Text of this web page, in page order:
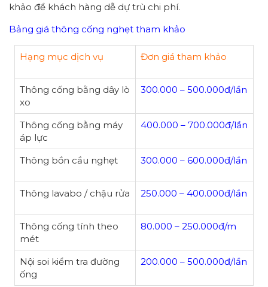
khảo để khách hàng dễ dự trù chi phí.
Bảng giá thông cống nghẹt tham khảo
Hạng mục dịch vụ Đơn giá tham khảo
Thông cống bằng dây lò
xo
300.000 – 500.000đ/lần
Thông cống bằng máy
áp lực
400.000 – 700.000đ/lần
Thông bồn cầu nghẹt 300.000 – 600.000đ/lần
Thông lavabo / chậu rửa 250.000 – 400.000đ/lần
Thông cống tính theo
mét
80.000 – 250.000đ/m
Nội soi kiểm tra đường
ống
200.000 – 500.000đ/lần